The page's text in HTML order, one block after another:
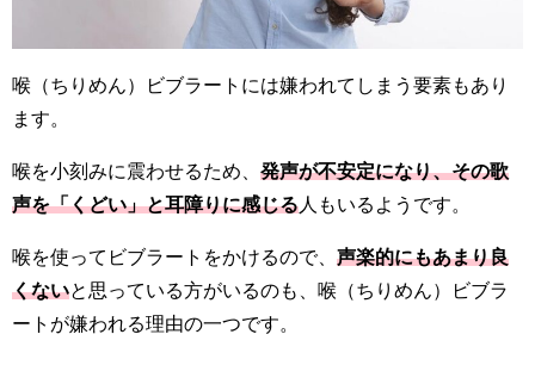
喉（ちりめん）ビブラートには嫌われてしまう要素もあり
ます。
喉を小刻みに震わせるため、 発声が不安定になり、その歌
声を「くどい」と耳障りに感じる 人もいるようです。
喉を使ってビブラートをかけるので、 声楽的にもあまり良
くないと思っている方がいるのも、喉（ちりめん）ビブラ
ートが嫌われる理由の一つです。